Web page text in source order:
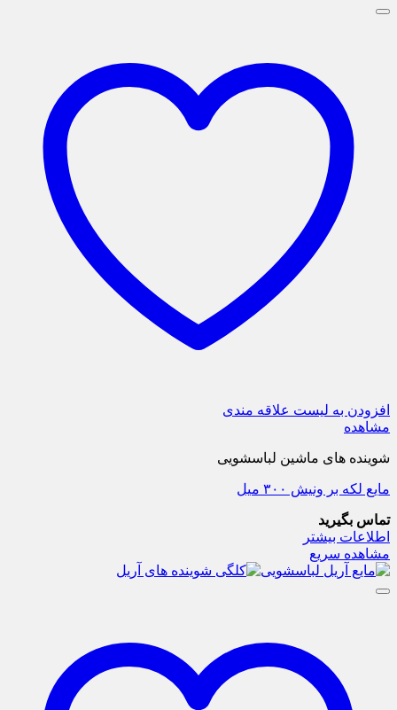
افزودن به لیست علاقه مندی
مشاهده
شوینده های ماشین لباسشویی
مایع لکه بر ونیش ۳۰۰ میل
تماس بگیرید
اطلاعات بیشتر
مشاهده سریع